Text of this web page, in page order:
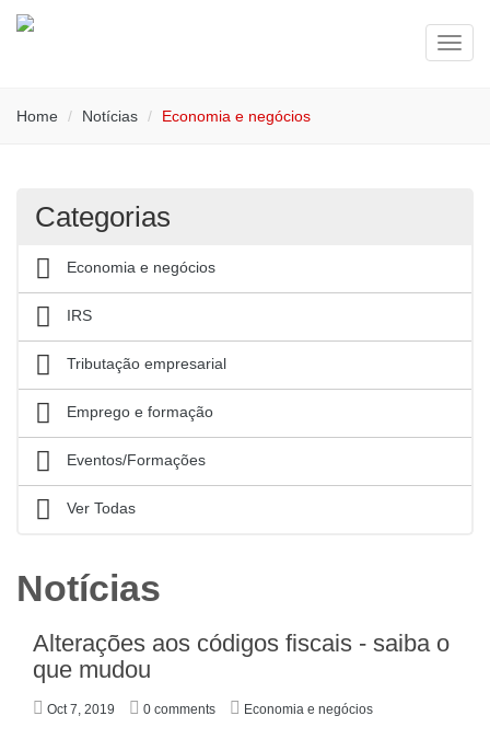
Home Notícias Economia e negócios
Categorias
Economia e negócios
IRS
Tributação empresarial
Emprego e formação
Eventos/Formações
Ver Todas
Notícias
Alterações aos códigos fiscais - saiba o
que mudou
Oct 7, 2019 0 comments Economia e negócios